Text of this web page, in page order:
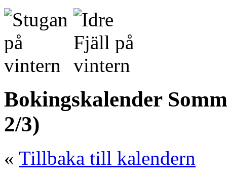
Bokingskalender
2/3)
« Tillbaka till kalendern